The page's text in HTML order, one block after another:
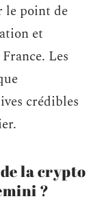
le point de
et
Les
crédibles
la crypto
?